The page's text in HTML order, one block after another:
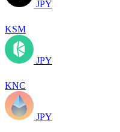
JPY
KSM
JPY
KNC
JPY